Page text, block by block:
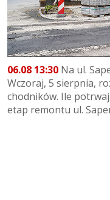
06.08 13:30 Na ul.
Wczoraj, 5 sierpnia,
chodników. Ile
etap remontu ul.